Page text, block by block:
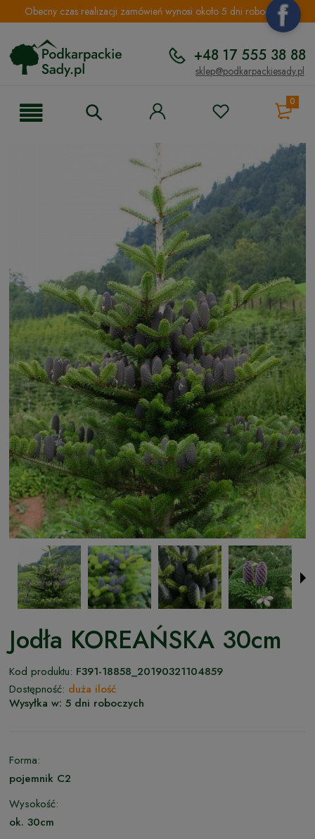
Obecny czas realizacji zamówień wynosi około 5 dni roboczych.
+48 17 555 38 88
sklep@podkarpackiesady.pl
0
Jodła KOREAŃSKA 30cm
Kod produktu: F391-18858_20190321104859
Dostępność: duża ilość
Wysyłka w: 5 dni roboczych
Forma:
pojemnik C2
Wysokość:
ok. 30cm